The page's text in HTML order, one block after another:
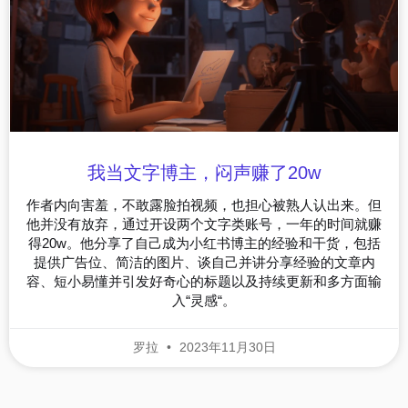
我当文字博主，闷声赚了20w
作者内向害羞，不敢露脸拍视频，也担心被熟人认出来。但
他并没有放弃，通过开设两个文字类账号，一年的时间就赚
得20w。他分享了自己成为小红书博主的经验和干货，包括
提供广告位、简洁的图片、谈自己并讲分享经验的文章内
容、短小易懂并引发好奇心的标题以及持续更新和多方面输
入“灵感“。
罗拉 2023年11月30日